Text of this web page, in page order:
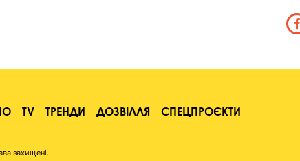
TV ТРЕНДИ ДОЗВІЛЛЯ СПЕЦПРОЄКТИ
захищені.